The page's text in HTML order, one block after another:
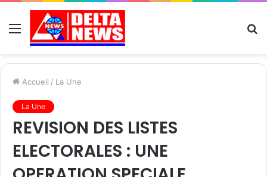
Menu
Accueil / La Une
La Une
REVISION DES LISTES
ELECTORALES : UNE